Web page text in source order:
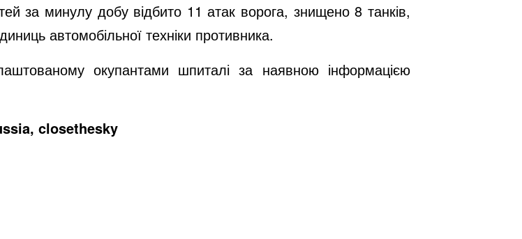
за минулу добу відбито 11 атак ворога, знищено 8 танків,
автомобільної техніки противника.
окупантами шпиталі за наявною інформацією
closethesky